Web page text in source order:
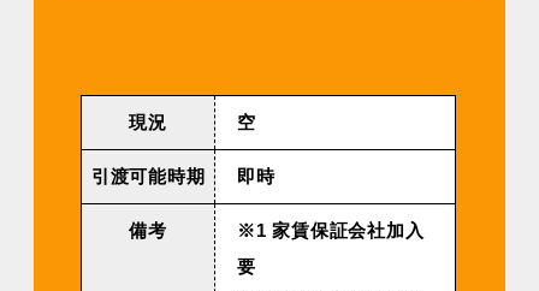
現況 空
引渡可能時期 即時
備考
※1 家賃保証会社加入
要